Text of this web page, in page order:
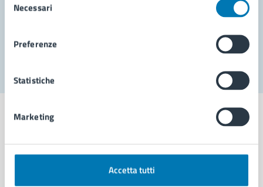
delNecessari
Preferenze
Statistiche
Marketing
Accetta tutti
Segnala disservizio
Comune di Napoli